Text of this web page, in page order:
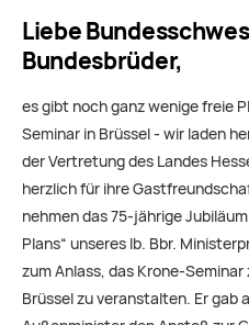
Liebe
Bundesbrüder,
es gibt noch ganz wenige freie
Seminar in Brüssel - wir laden
der Vertretung des Landes
herzlich für ihre
nehmen das 75-jährige
Plans“ unseres lb. Bbr.
zum Anlass, das Krone-
Brüssel zu veranstalten. Er gab